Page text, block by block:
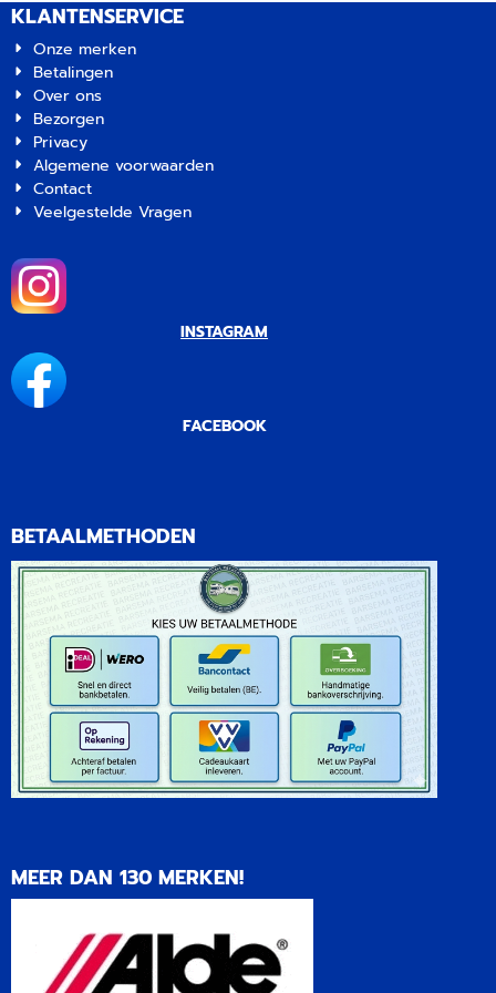
KLANTENSERVICE
Onze merken
Betalingen
Over ons
Bezorgen
Privacy
Algemene voorwaarden
Contact
Veelgestelde Vragen
INSTAGRAM
FACEBOOK
BETAALMETHODEN
MEER DAN 130 MERKEN!